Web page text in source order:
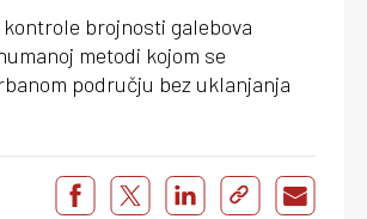
brojnosti galebova
metodi kojom se
području bez uklanjanja